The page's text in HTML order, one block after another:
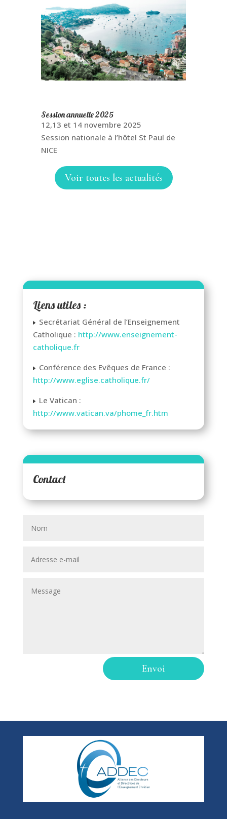
Session annuelle 2025
12,13 et 14 novembre 2025
Session nationale à l’hôtel St Paul de
NICE
Voir toutes les actualités
Liens utiles :
Secrétariat Général de l’Enseignement
Catholique : http://www.enseignement-
catholique.fr
Conférence des Evêques de France :
http://www.eglise.catholique.fr/
Le Vatican :
http://www.vatican.va/phome_fr.htm
Contact
Envoi